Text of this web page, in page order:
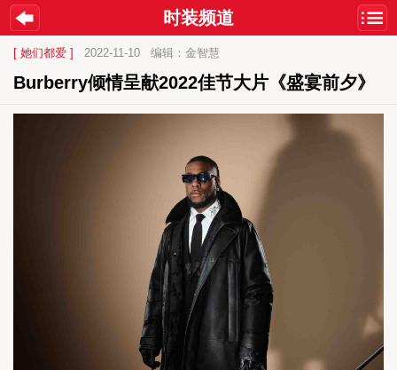
时装频道
[ 她们都爱 ] 2022-11-10 编辑：金智慧
Burberry倾情呈献2022佳节大片《盛宴前夕》